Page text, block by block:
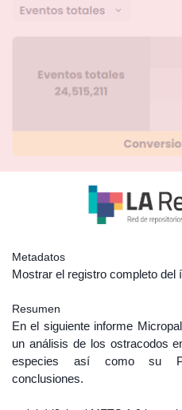
Metadatos
Mostrar el registro completo del
Resumen
En el siguiente informe
un análisis de los ostracodos
especies así como su
conclusiones.